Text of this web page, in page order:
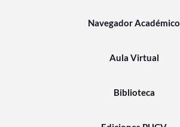
Navegador Académico
Aula Virtual
Biblioteca